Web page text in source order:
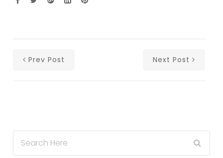
Prev Post Next Post